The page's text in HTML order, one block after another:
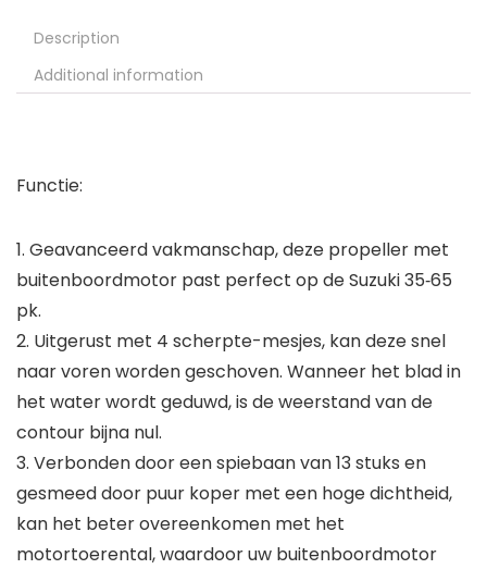
Description
Additional information
Functie:
1. Geavanceerd vakmanschap, deze propeller met
buitenboordmotor past perfect op de Suzuki 35‑65
pk.
2. Uitgerust met 4 scherpte-mesjes, kan deze snel
naar voren worden geschoven. Wanneer het blad in
het water wordt geduwd, is de weerstand van de
contour bijna nul.
3. Verbonden door een spiebaan van 13 stuks en
gesmeed door puur koper met een hoge dichtheid,
kan het beter overeenkomen met het
motortoerental, waardoor uw buitenboordmotor